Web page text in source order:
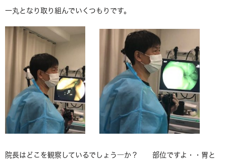
一丸となり取り組んでいくつもりです。
院長はどこを観察しているでしょう―か？ 部位ですよ・・胃と